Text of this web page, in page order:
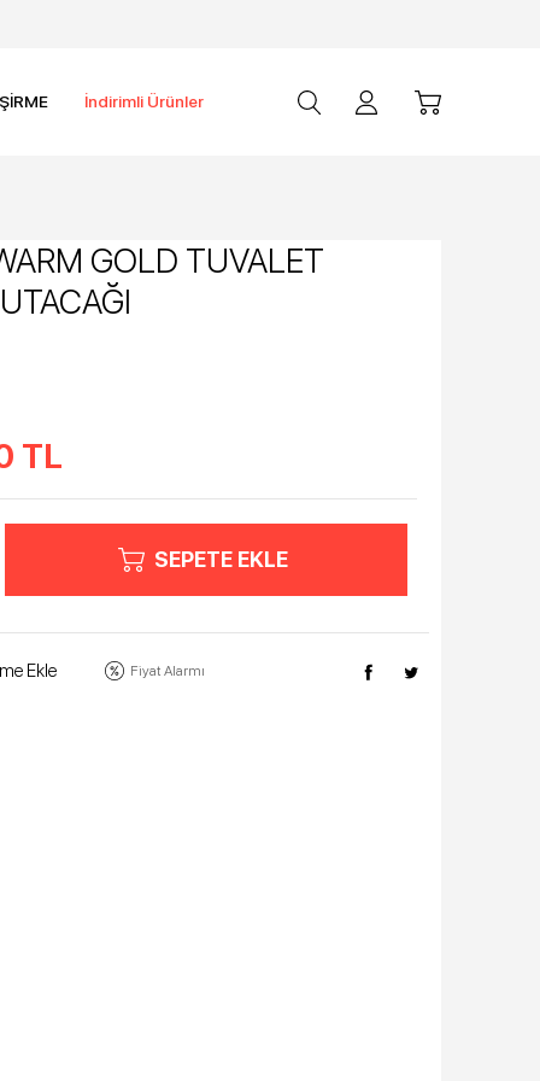
İndirimli Ürünler
GOLD TUVALET
TL
SEPETE EKLE
Ekle Fiyat Alarmı